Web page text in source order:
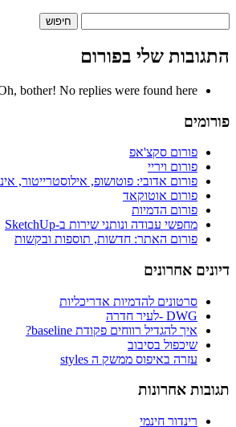
replies:
התגובות שלי בפורום
bother! No replies were found here.
פורומים
פורום סקצ'אפ
פורום ויריי
פורום אדובי: פוטושופ, אילוסטרייטור,
פורום אוטוקאד
פורום הדמיות
מחפשי עבודה ונותני שירות ב-SketchUp
פורום האתר: חדשות, תוספות ובקשות
דיונים אחרונים
סרטונים להדמיות אדריכליות
DWG -לעיר חדרה
איך להגדיל רווחים פקודת baseline?
שיכפול בסיבוב
עזרה באיפוס ממשק ה styles
תגובות אחרונות
רינדור חינמי